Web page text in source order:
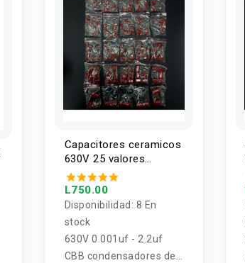
Capacitores ceramicos
630V 25 valores
0.001uf - 2.2uf (200
unidades)
L750.00
Disponibilidad: 8 En
stock
630V 0.001uf - 2.2uf
CBB condensadores de